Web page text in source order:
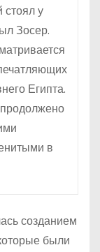
стоял у
Зосер.
Египта.
в
созданием
были